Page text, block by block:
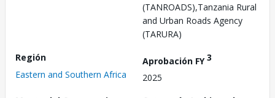
(TANROADS),Tanzania Rural
and Urban Roads Agency
(TARURA)
Región
Eastern and Southern Africa
Aprobación FY3
2025